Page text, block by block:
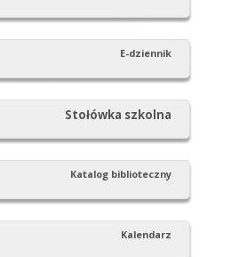
E-dziennik
Stołówka szkolna
Katalog biblioteczny
Kalendarz